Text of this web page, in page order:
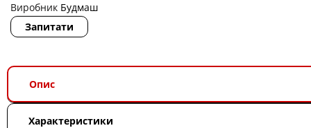
Виробник Будмаш
Запитати
Опис
Характеристики